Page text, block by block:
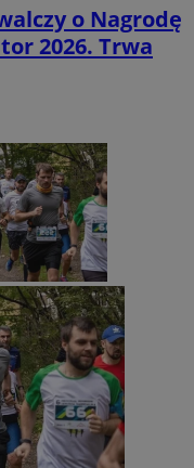
o Nagrodę
2026. Trwa